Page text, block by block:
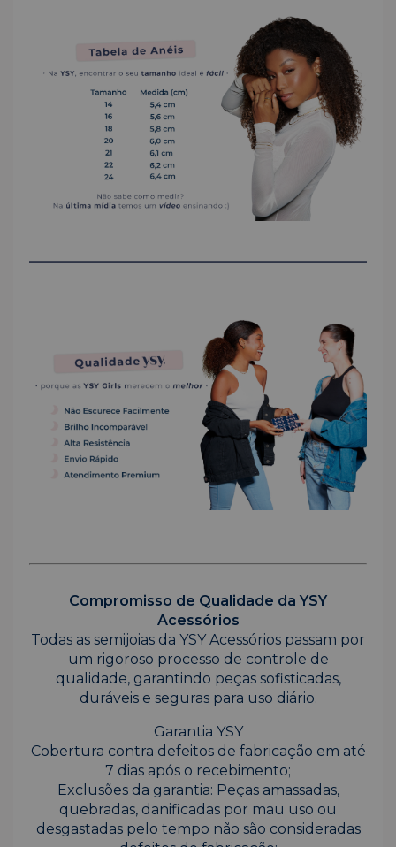
Compromisso de Qualidade da YSY
Acessórios
Todas as semijoias da YSY Acessórios passam por
um rigoroso processo de controle de
qualidade, garantindo peças sofisticadas,
duráveis e seguras para uso diário.
Garantia YSY
Cobertura contra defeitos de fabricação em até
7 dias após o recebimento;
Exclusões da garantia: Peças amassadas,
quebradas, danificadas por mau uso ou
desgastadas pelo tempo não são consideradas